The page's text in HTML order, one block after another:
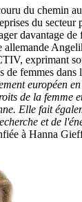
du chemin
du
davantage de
allemande
exprimant
de femmes
européen
de la femme
Elle fait
et de
à Hanna